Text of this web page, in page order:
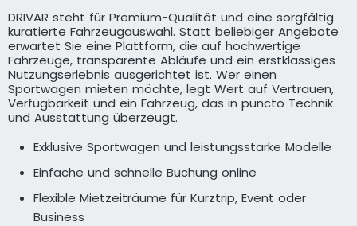
DRIVAR steht für Premium-Qualität und eine sorgfältig
kuratierte Fahrzeugauswahl. Statt beliebiger Angebote
erwartet Sie eine Plattform, die auf hochwertige
Fahrzeuge, transparente Abläufe und ein erstklassiges
Nutzungserlebnis ausgerichtet ist. Wer einen
Sportwagen mieten möchte, legt Wert auf Vertrauen,
Verfügbarkeit und ein Fahrzeug, das in puncto Technik
und Ausstattung überzeugt.
Exklusive Sportwagen und leistungsstarke Modelle
Einfache und schnelle Buchung online
Flexible Mietzeiträume für Kurztrip, Event oder
Business